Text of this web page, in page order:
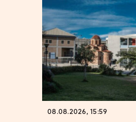
08.08.2026, 15:59